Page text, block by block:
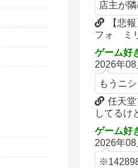
店主が
【悲
フォ ミ
ゲーム好
2026年
もうニ
任天
してるけ
ゲーム好
2026年